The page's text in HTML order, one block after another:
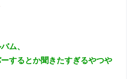
ム、
するとか聞きたすぎるやつや